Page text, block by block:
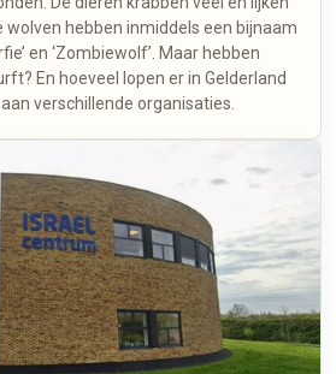
hebben inmiddels een bijnaam
en ‘Zombiewolf’. Maar hebben
En hoeveel lopen er in Gelderland
verschillende organisaties.